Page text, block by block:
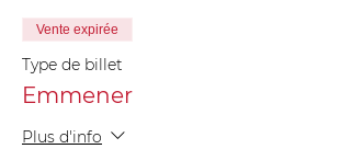
Vente expirée
Type de billet
Emmener
Plus d'info